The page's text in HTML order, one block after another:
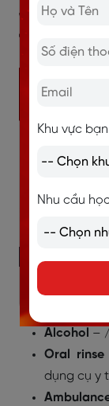
1.4. Từ
thiết bị y tế.
Alcohol –
Oral rinse
dụng cụ y
Khu vực
Nhu cầu